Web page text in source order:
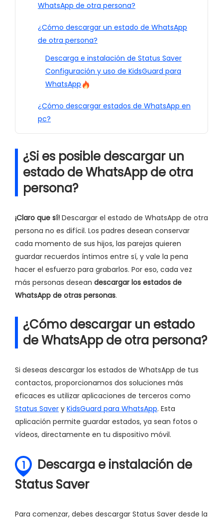
WhatsApp de otra persona?
¿Cómo descargar un estado de WhatsApp
de otra persona?
Descarga e instalación de Status Saver
Configuración y uso de KidsGuard para
WhatsApp
¿Cómo descargar estados de WhatsApp en
pc?
¿Si es posible descargar un
estado de WhatsApp de otra
persona?
¡Claro que sí! Descargar el estado de WhatsApp de otra
persona no es difícil. Los padres desean conservar
cada momento de sus hijos, las parejas quieren
guardar recuerdos íntimos entre sí, y vale la pena
hacer el esfuerzo para grabarlos. Por eso, cada vez
más personas desean descargar los estados de
WhatsApp de otras personas.
¿Cómo descargar un estado
de WhatsApp de otra persona?
Si deseas descargar los estados de WhatsApp de tus
contactos, proporcionamos dos soluciones más
eficaces es utilizar aplicaciones de terceros como
Status Saver y KidsGuard para WhatsApp. Esta
aplicación permite guardar estados, ya sean fotos o
vídeos, directamente en tu dispositivo móvil.
1
Descarga e instalación de
Status Saver
Para comenzar, debes descargar Status Saver desde la